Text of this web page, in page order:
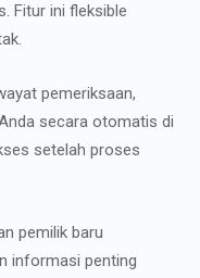
Fitur ini fleksible
pemeriksaan,
secara otomatis di
setelah proses
pemilik baru
informasi penting